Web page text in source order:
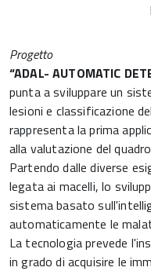
Progetto
“ADAL- AUTOMATIC
punta a sviluppare un
lesioni e classificazione
rappresenta la prima
alla valutazione del
Partendo dalle diverse
legata ai macelli, lo
sistema basato
automaticamente le
La tecnologia prevede
in grado di acquisire le